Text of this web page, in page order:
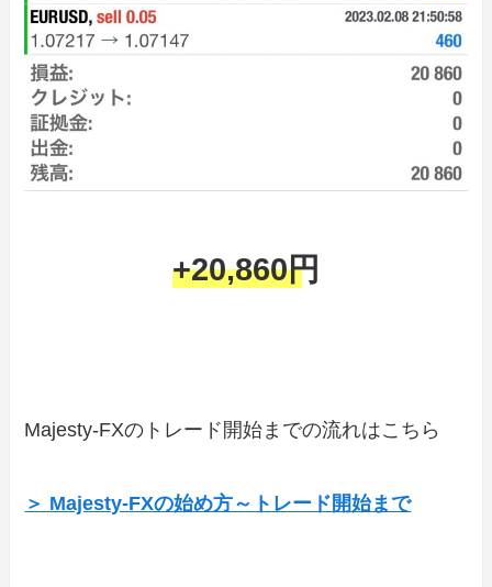
+20,860円
Majesty-FXのトレード開始までの流れはこちら
＞ Majesty-FXの始め方～トレード開始まで